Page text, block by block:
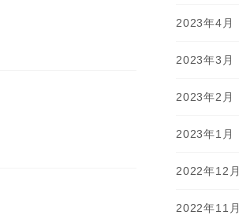
2023年4月
2023年3月
2023年2月
2023年1月
2022年12月
2022年11月